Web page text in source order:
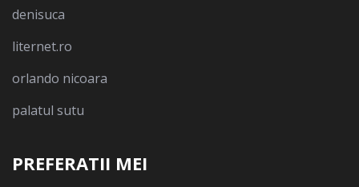
denisuca
liternet.ro
orlando nicoara
palatul sutu
PREFERATII MEI